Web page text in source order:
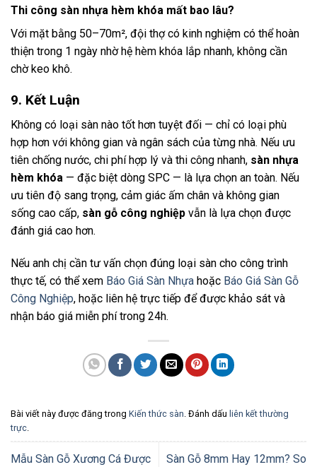
Thi công sàn nhựa hèm khóa mất bao lâu?
Với mặt bằng 50–70m², đội thợ có kinh nghiệm có thể hoàn
thiện trong 1 ngày nhờ hệ hèm khóa lắp nhanh, không cần
chờ keo khô.
9. Kết Luận
Không có loại sàn nào tốt hơn tuyệt đối — chỉ có loại phù
hợp hơn với không gian và ngân sách của từng nhà. Nếu ưu
tiên chống nước, chi phí hợp lý và thi công nhanh, sàn nhựa
hèm khóa — đặc biệt dòng SPC — là lựa chọn an toàn. Nếu
ưu tiên độ sang trọng, cảm giác ấm chân và không gian
sống cao cấp, sàn gỗ công nghiệp vẫn là lựa chọn được
đánh giá cao hơn.
Nếu anh chị cần tư vấn chọn đúng loại sàn cho công trình
thực tế, có thể xem Báo Giá Sàn Nhựa hoặc Báo Giá Sàn Gỗ
Công Nghiệp, hoặc liên hệ trực tiếp để được khảo sát và
nhận báo giá miễn phí trong 24h.
Bài viết này được đăng trong Kiến thức sàn. Đánh dấu liên kết thường
trực.
Mẫu Sàn Gỗ Xương Cá Được
Sàn Gỗ 8mm Hay 12mm? So